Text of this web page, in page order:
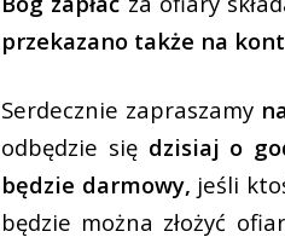
przekazano także na
Serdecznie zapraszamy
odbędzie się dzisiaj o
będzie darmowy, jeśli
będzie można złożyć